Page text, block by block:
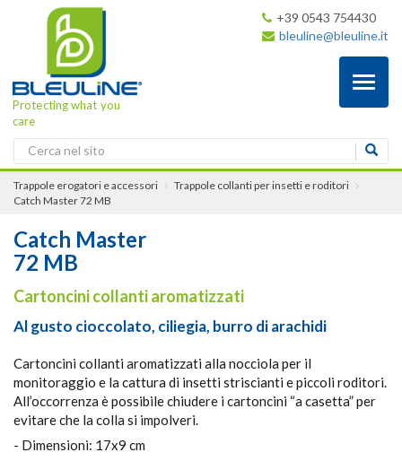
Protecting what you
care
+39 0543 754430
bleuline@bleuline.it
Trappole erogatori e accessori
Trappole collanti per insetti e roditori
Catch Master72 MB
Catch Master
72 MB
Cartoncini collanti aromatizzati
Al gusto cioccolato, ciliegia, burro di arachidi
Cartoncini collanti aromatizzati alla nocciola per il
monitoraggio e la cattura di insetti striscianti e piccoli roditori.
All’occorrenza è possibile chiudere i cartoncini “a casetta” per
evitare che la colla si impolveri.
- Dimensioni: 17x9 cm